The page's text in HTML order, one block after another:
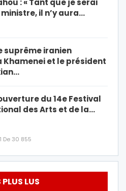
: « Tant que je serai
il n’y aura…
suprême iranien
Khamenei et le président
du 14e Festival
des Arts et de la…
1 De 30 855
PLUS LUS